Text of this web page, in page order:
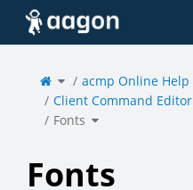
Home
Toggle
the
parent
tree
of
Fonts.
acmp Online Help
Client Command Editor
Fonts Toggle
the
hierarchy
tree
Fonts